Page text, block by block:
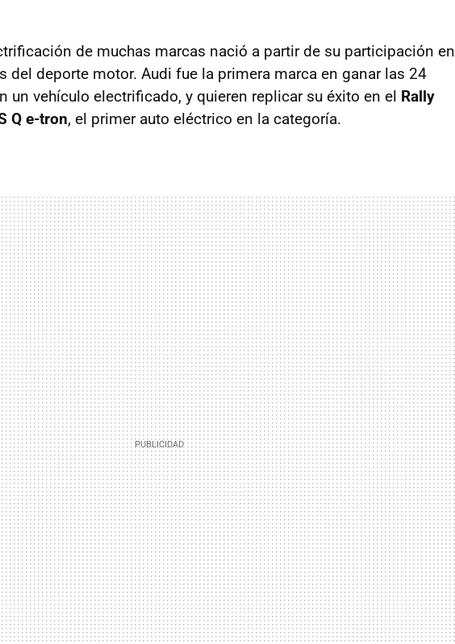
de muchas marcas nació a partir de su participación en
del deporte motor. Audi fue la primera marca en ganar las 24
un vehículo electrificado, y quieren replicar su éxito en el Rally
Q e-tron, el primer auto eléctrico en la categoría.